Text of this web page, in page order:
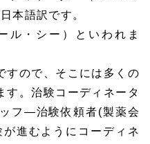
本語訳です。
ル・シー）といわれま
すので、そこには多くの
す。治験コーディネータ
フ―治験依頼者(製薬会
進むようにコーディネ